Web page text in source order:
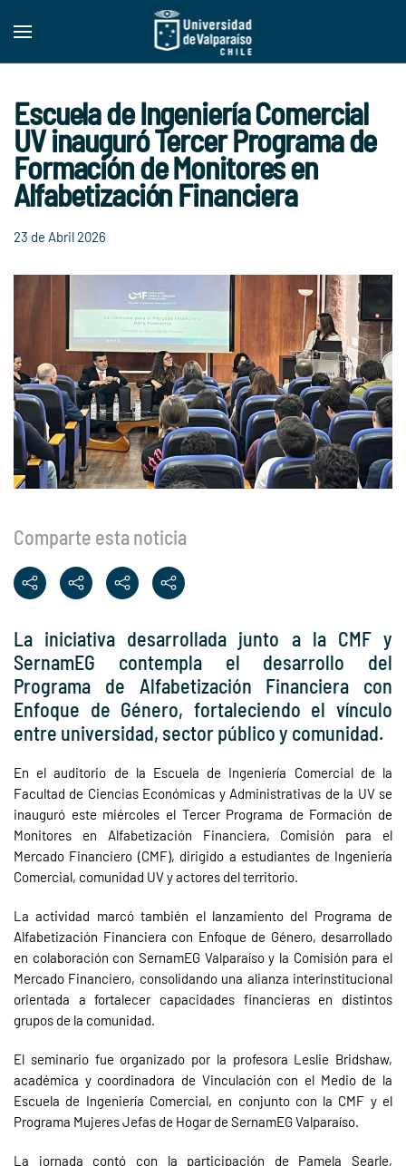
Skip to main content
Escuela de Ingeniería Comercial
UV inauguró Tercer Programa de
Formación de Monitores en
Alfabetización Financiera
23 de Abril 2026
Comparte esta noticia
La iniciativa desarrollada junto a la CMF y
SernamEG contempla el desarrollo del
Programa de Alfabetización Financiera con
Enfoque de Género, fortaleciendo el vínculo
entre universidad, sector público y comunidad.
En el auditorio de la Escuela de Ingeniería Comercial de la
Facultad de Ciencias Económicas y Administrativas de la UV se
inauguró este miércoles el Tercer Programa de Formación de
Monitores en Alfabetización Financiera, Comisión para el
Mercado Financiero (CMF), dirigido a estudiantes de Ingeniería
Comercial, comunidad UV y actores del territorio.
La actividad marcó también el lanzamiento del Programa de
Alfabetización Financiera con Enfoque de Género, desarrollado
en colaboración con SernamEG Valparaíso y la Comisión para el
Mercado Financiero, consolidando una alianza interinstitucional
orientada a fortalecer capacidades financieras en distintos
grupos de la comunidad.
El seminario fue organizado por la profesora Leslie Bridshaw,
académica y coordinadora de Vinculación con el Medio de la
Escuela de Ingeniería Comercial, en conjunto con la CMF y el
Programa Mujeres Jefas de Hogar de SernamEG Valparaíso.
La jornada contó con la participación de Pamela Searle,